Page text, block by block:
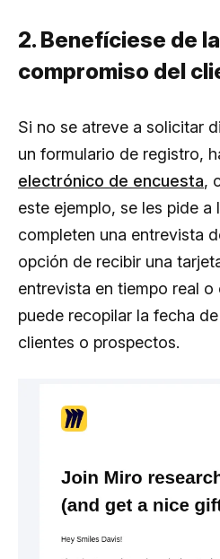
2. Benefíciese de
compromiso del
Si no se atreve a solicitar
un formulario de registro,
electrónico de encuesta,
este ejemplo, se les pide
completen una entrevista
opción de recibir una
entrevista en tiempo real o
puede recopilar la fecha
clientes o prospectos.